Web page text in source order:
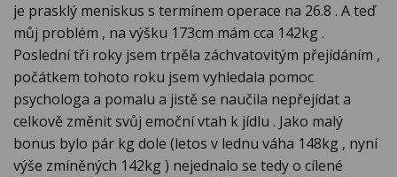
je prasklý meniskus s termínem operace na 26.8 . A teď
můj problém , na výšku 173cm mám cca 142kg .
Poslední tři roky jsem trpěla záchvatovitým přejídáním ,
počátkem tohoto roku jsem vyhledala pomoc
psychologa a pomalu a jistě se naučila nepřejídat a
celkově změnit svůj emoční vtah k jídlu . Jako malý
bonus bylo pár kg dole (letos v lednu váha 148kg , nyní
výše zmíněných 142kg ) nejednalo se tedy o cílené